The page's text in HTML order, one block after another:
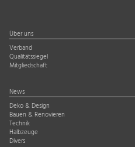
Über uns
Verband
Qualitätssiegel
Mitgliedschaft
News
Deko & Design
Bauen & Renovieren
Technik
Halbzeuge
Divers